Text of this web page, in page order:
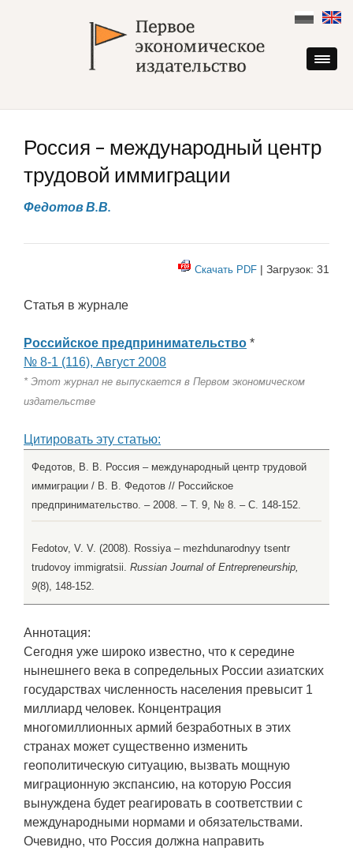
content
Россия – международный центр
трудовой иммиграции
Федотов В.В.
Скачать PDF | Загрузок: 31
Статья в журнале
Российское предпринимательство *
№ 8-1 (116), Август 2008
* Этот журнал не выпускается в Первом экономическом
издательстве
Цитировать эту статью:
Федотов, В. В. Россия – международный центр трудовой
иммиграции / В. В. Федотов // Российское
предпринимательство. – 2008. – Т. 9, № 8. – С. 148-152.
Fedotov, V. V. (2008). Rossiya – mezhdunarodnyy tsentr
trudovoy immigratsii. Russian Journal of Entrepreneurship,
9(8), 148-152.
Аннотация:
Сегодня уже широко известно, что к середине
нынешнего века в сопредельных России азиатских
государствах численность населения превысит 1
миллиард человек. Концентрация
многомиллионных армий безработных в этих
странах может существенно изменить
геополитическую ситуацию, вызвать мощную
миграционную экспансию, на которую Россия
вынуждена будет реагировать в соответствии с
международными нормами и обязательствами.
Очевидно, что Россия должна направить